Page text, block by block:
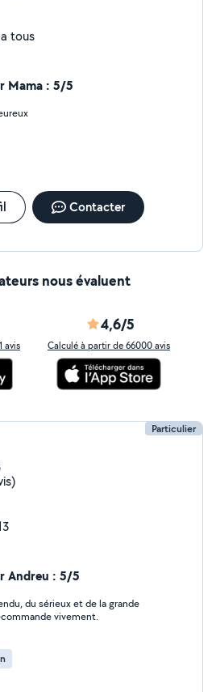
tous
Mama : 5/5
Contacter
nous évaluent
avis
4,6/5
Calculé à partir de 66000 avis
Particulier
Andreu : 5/5
du sérieux et de la grande
vivement.